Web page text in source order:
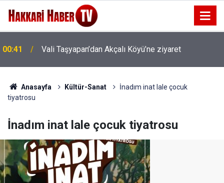
00:41 Vali Taşyapan’dan Akçalı Köyü’ne ziyaret
Anasayfa Kültür-Sanat
İnadım inat lale çocuk
tiyatrosu
İnadım inat lale çocuk tiyatrosu